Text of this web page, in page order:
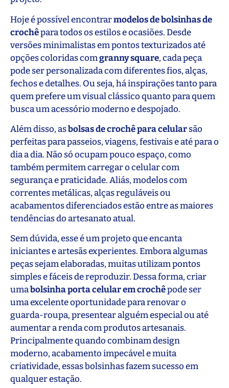
Hoje é possível encontrarmodelos de bolsinhas de
crochêpara todos os estilos e ocasiões. Desde
versões minimalistas em pontos texturizados até
opções coloridas comgranny square, cada peça
pode ser personalizada com diferentes fios, alças,
fechos e detalhes. Ou seja, há inspirações tanto para
quem prefere um visual clássico quanto para quem
busca um acessório moderno e despojado.
Além disso, asbolsas de crochê para celularsão
perfeitas para passeios, viagens, festivais e até para o
dia a dia. Não só ocupam pouco espaço, como
também permitem carregar o celular com
segurança e praticidade. Aliás, modelos com
correntes metálicas, alças reguláveis ou
acabamentos diferenciados estão entre as maiores
tendências do artesanato atual.
Sem dúvida, esse é um projeto que encanta
iniciantes e artesãs experientes. Embora algumas
peças sejam elaboradas, muitas utilizam pontos
simples e fáceis de reproduzir. Dessa forma, criar
umabolsinha porta celular em crochêpode ser
uma excelente oportunidade para renovar o
guarda-roupa, presentear alguém especial ou até
aumentar a renda com produtos artesanais.
Principalmente quando combinam design
moderno, acabamento impecável e muita
criatividade, essas bolsinhas fazem sucesso em
qualquer estação.